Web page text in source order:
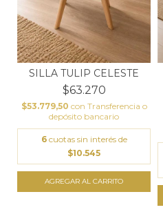
SILLA TULIP CELESTE
$63.270
$53.779,50 con Transferencia o
depósito bancario
6 cuotas sin interés de
$10.545